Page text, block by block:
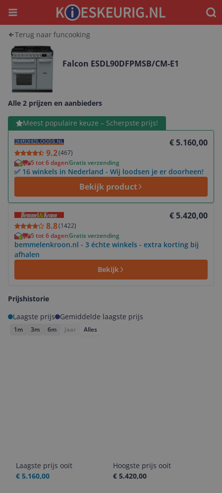
Menu
Terug naar funcooking
Falcon ESDL90DFPMSB/CM-E1
Alle 2 prijzen en aanbieders
Meest populaire keuze – Scherpste prijs!
9.2(467)
€ 5.160,00
5 tot 6 dagenGratis verzending
✅ 16 winkels in Nederland - Wij loodsen je er doorheen!
Bekijk product
Bekijk product
8.8(1422)
€ 5.420,00
5 tot 6 dagenGratis verzending
bemmelenkroon.nl - 3 échte winkels - extra korting bij
afhalen
Bekijk
Prijshistorie
Laagste prijs
Gemiddelde laagste prijs
1m 3m 6m Jaar Alles
Laagste prijs ooit
€ 5.160,00
Hoogste prijs ooit
€ 5.420,00